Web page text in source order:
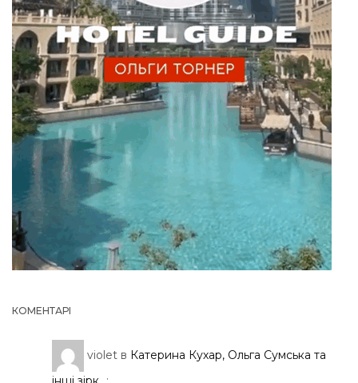
КОМЕНТАРІ
violet в Катерина Кухар, Ольга Сумська та